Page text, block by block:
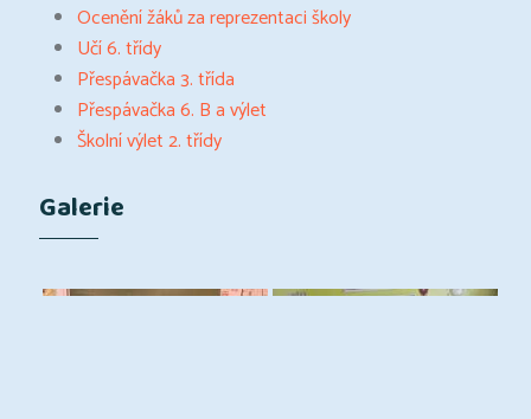
Ocenění žáků za reprezentaci školy
Učí 6. třídy
Přespávačka 3. třída
Přespávačka 6. B a výlet
Školní výlet 2. třídy
Galerie